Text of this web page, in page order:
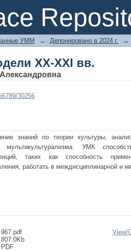
XX-XXI вв.
УММ → Депонировано в 2024 г. →
XX-XXI вв.
30256
знаний по теории культуры,
мультикультурализма. УМК
таких как способность
работать в междисциплинарной и
967.pdf
807.0Kb
PDF
View/